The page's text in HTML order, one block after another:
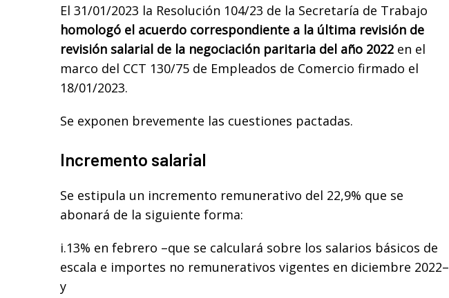
El 31/01/2023 la Resolución 104/23 de la Secretaría de Trabajo
homologó el acuerdo correspondiente a la última revisión de
revisión salarial de la negociación paritaria del año 2022 en el
marco del CCT 130/75 de Empleados de Comercio firmado el
18/01/2023.
Se exponen brevemente las cuestiones pactadas.
Incremento salarial
Se estipula un incremento remunerativo del 22,9% que se
abonará de la siguiente forma:
i.13% en febrero –que se calculará sobre los salarios básicos de
escala e importes no remunerativos vigentes en diciembre 2022–
y